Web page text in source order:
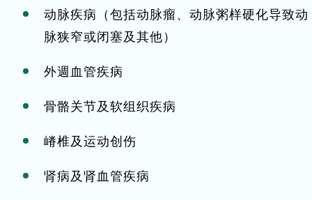
动脉疾病（包括动脉瘤、动脉粥样硬化导致动
脉狭窄或闭塞及其他）
外週血管疾病
骨骼关节及软组织疾病
嵴椎及运动创伤
肾病及肾血管疾病